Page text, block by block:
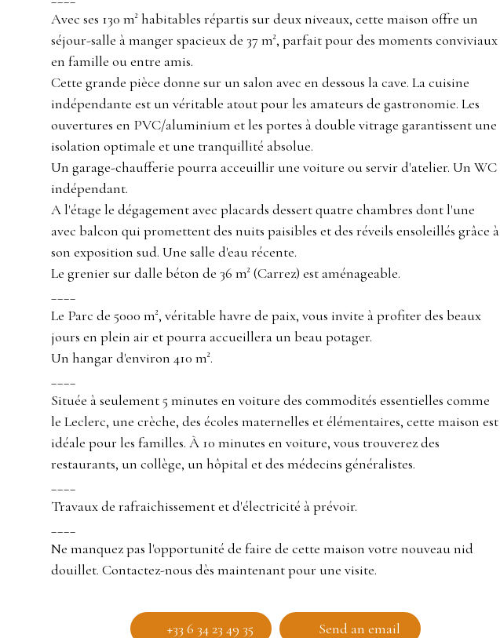
Avec ses 130 m² habitables répartis sur deux niveaux, cette maison offre un
séjour-salle à manger spacieux de 37 m², parfait pour des moments conviviaux
en famille ou entre amis.
Cette grande pièce donne sur un salon avec en dessous la cave. La cuisine
indépendante est un véritable atout pour les amateurs de gastronomie. Les
ouvertures en PVC/aluminium et les portes à double vitrage garantissent une
isolation optimale et une tranquillité absolue.
Un garage-chaufferie pourra acceuillir une voiture ou servir d'atelier. Un WC
indépendant.
A l'étage le dégagement avec placards dessert quatre chambres dont l'une
avec balcon qui promettent des nuits paisibles et des réveils ensoleillés grâce à
son exposition sud. Une salle d'eau récente.
Le grenier sur dalle béton de 36 m² (Carrez) est aménageable.
Le Parc de 5000 m², véritable havre de paix, vous invite à profiter des beaux
jours en plein air et pourra accueillera un beau potager.
Un hangar d'environ 410 m².
Située à seulement 5 minutes en voiture des commodités essentielles comme
le Leclerc, une crèche, des écoles maternelles et élémentaires, cette maison est
idéale pour les familles. À 10 minutes en voiture, vous trouverez des
restaurants, un collège, un hôpital et des médecins généralistes.
Travaux de rafraichissement et d'électricité à prévoir.
Ne manquez pas l'opportunité de faire de cette maison votre nouveau nid
douillet. Contactez-nous dès maintenant pour une visite.
+33 6 34 23 49 35 Send an email